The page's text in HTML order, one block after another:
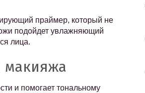
праймер, который не
подойдет увлажняющий
лица.
макияжа
и помогает тональному